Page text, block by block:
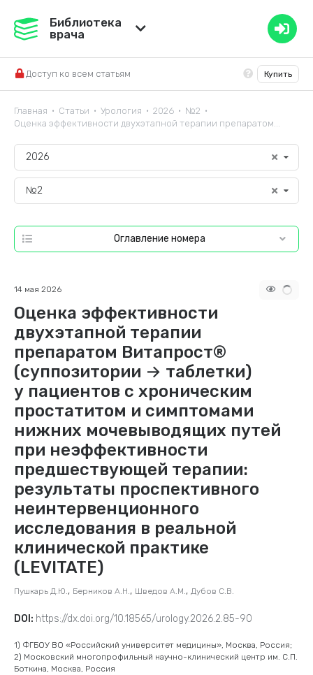
Медвестник
Справочник ЛС
Библиотека
врача
Доступ ко всем статьям Купить
Главная • Статьи • Урология • 2026 • №2 •
Оценка эффективности двухэтапной терапии препаратом...
2026
№2
Оглавление номера
Оценка эффективности
двухэтапной терапии
препаратом Витапрост®
(суппозитории → таблетки)
у пациентов с хроническим
простатитом и симптомами
нижних мочевыводящих путей
при неэффективности
предшествующей терапии:
результаты проспективного
неинтервенционного
исследования в реальной
клинической практике
(LEVITATE)
14 мая 2026
1) ФГБОУ ВО «Российский университет медицины», Москва, Россия;
2) Московский многопрофильный научно-клинический центр им. С.П.
Боткина, Москва, Россия
DOI: https://dx.doi.org/10.18565/urology.2026.2.85-90
Пушкарь Д.Ю., Берников А.Н., Шведов А.М., Дубов С.В.